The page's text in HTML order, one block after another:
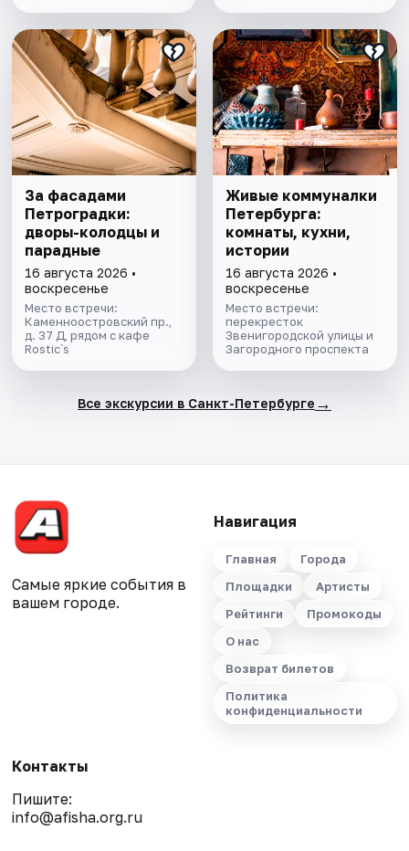
За фасадами
Петроградки:
дворы-колодцы и
парадные
16 августа 2026 •
воскресенье
Место встречи:
Каменноостровский пр.,
д. 37 Д, рядом с кафе
Rostic`s
Живые коммуналки
Петербурга:
комнаты, кухни,
истории
16 августа 2026 •
воскресенье
Место встречи:
перекресток
Звенигородской улицы и
Загородного проспекта
Все экскурсии в Санкт-Петербурге →
Самые яркие события в
вашем городе.
Навигация
Главная
Города
Площадки
Артисты
Рейтинги
Промокоды
О нас
Возврат билетов
Политика
конфиденциальности
Контакты
Пишите:
info@afisha.org.ru